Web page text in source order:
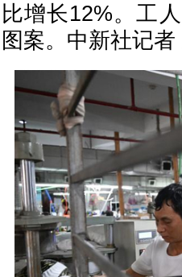
比增长12%。工
图案。中新社记